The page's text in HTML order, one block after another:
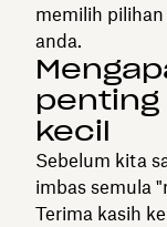
memilih
anda.
penting
kecil
Sebelum kita
imbas semula
Terima kasih